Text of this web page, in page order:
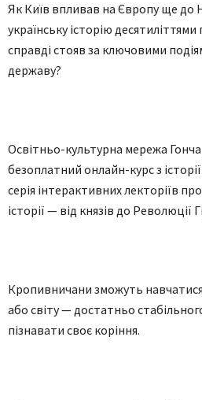
Як Київ впливав на Європу ще до
українську історію
справді стояв за ключовими
державу?
Освітньо-культурна мережа
безоплатний онлайн-курс з
серія інтерактивних лекторіїв
історії — від князів до Революції
Кропивничани зможуть навчатися
або світу — достатньо
пізнавати своє коріння.